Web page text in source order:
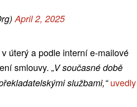
April 2, 2025
úterý a podle interní e-mailové
smlouvy. „V současné době
službami,“ uvedly